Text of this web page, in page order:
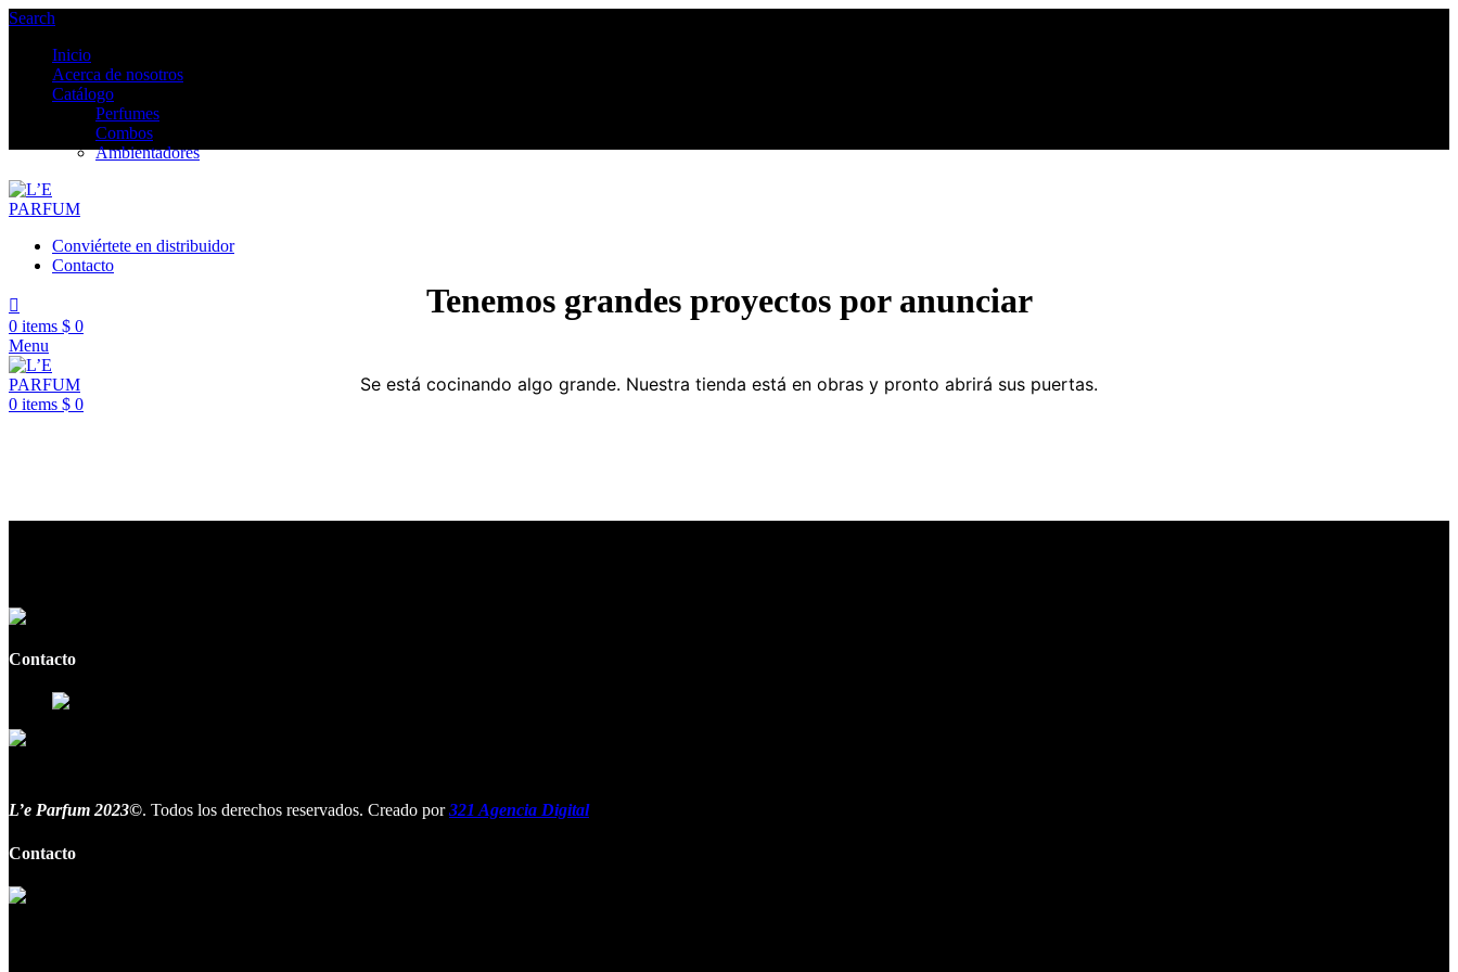
Search
Inicio
Acerca de nosotros
Catálogo
Perfumes
Combos
Ambientadores
Conviértete en distribuidor
Contacto
0 items $ 0
Menu
0 items $ 0
Tenemos grandes proyectos por anunciar
Se está cocinando algo grande. Nuestra tienda está en obras y pronto abrirá sus puertas.
Contacto
L’e Parfum 2023©. Todos los derechos reservados. Creado por 321 Agencia Digital
Contacto